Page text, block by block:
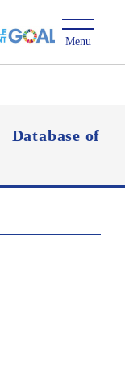
Database of